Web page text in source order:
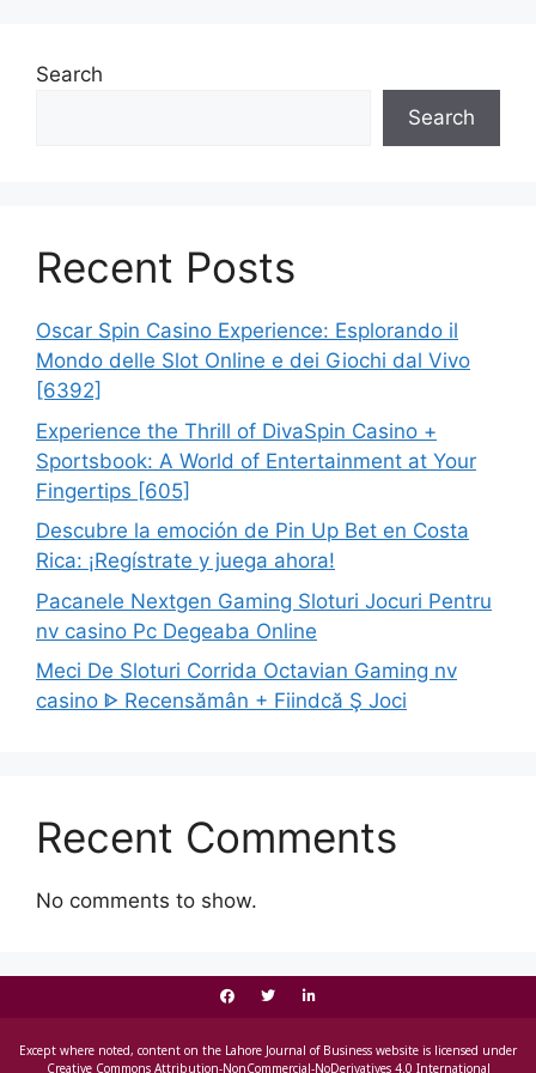
Search
Search
Recent Posts
Oscar Spin Casino Experience: Esplorando il
Mondo delle Slot Online e dei Giochi dal Vivo
[6392]
Experience the Thrill of DivaSpin Casino +
Sportsbook: A World of Entertainment at Your
Fingertips [605]
Descubre la emoción de Pin Up Bet en Costa
Rica: ¡Regístrate y juega ahora!
Pacanele Nextgen Gaming Sloturi Jocuri Pentru
nv casino Pc Degeaba Online
Meci De Sloturi Corrida Octavian Gaming nv
casino ᐈ Recensămân + Fiindcă Ş Joci
Recent Comments
No comments to show.
Except where noted, content on the Lahore Journal of Business website is licensed under
Creative Commons Attribution-NonCommercial-NoDerivatives 4.0 International